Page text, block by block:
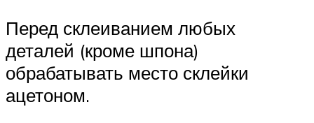
Перед склеиванием любых
деталей (кроме шпона)
обрабатывать место склейки
ацетоном.